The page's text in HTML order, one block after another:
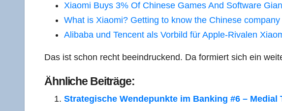
Xiao­mi Buys 3% Of Chi­ne­se Games And Soft­ware
What is Xiao­mi? Get­ting to know the Chi­ne­se
Ali­baba und Ten­cent als Vor­bild für Apple-Riva­len
Das ist schon recht beein­dru­ckend. Da for­miert sich ein
Ähn­li­che Beiträge:
Stra­te­gi­sche Wen­de­punk­te im Ban­king #6 – Medi­al